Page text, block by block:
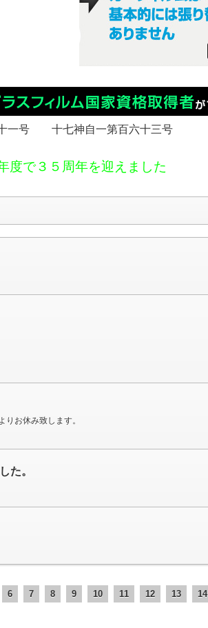
一号 十七神自一第百六十三号
度で３５周年を迎えました
お休み致します。
た。
6 7 8 9 10 11 12 13 14